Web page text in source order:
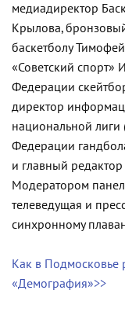
медиадиректор
Крылова,
баскетболу
«Советский спорт»
Федерации
директор
национальной
Федерации
и главный
Модератором
телеведущая и
синхронному
Как в Подмосковье
«Демография»>>